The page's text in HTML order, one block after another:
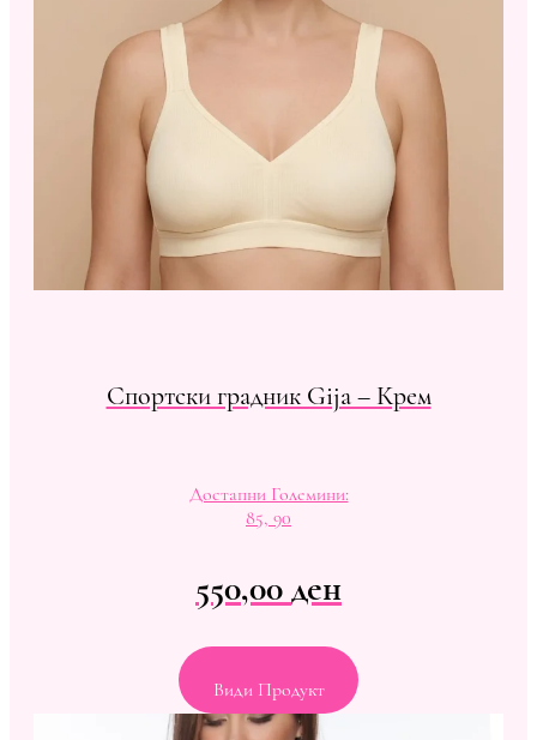
Спортски градник Gija – Крем
Достапни Големини:
85, 90
550,00ден
Види Продукт